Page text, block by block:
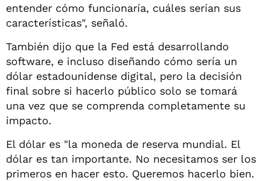
entender cómo funcionaría, cuáles serían sus
características", señaló.
También dijo que la Fed está desarrollando
software, e incluso diseñando cómo sería un
dólar estadounidense digital, pero la decisión
final sobre si hacerlo público solo se tomará
una vez que se comprenda completamente su
impacto.
El dólar es "la moneda de reserva mundial. El
dólar es tan importante. No necesitamos ser los
primeros en hacer esto. Queremos hacerlo bien.